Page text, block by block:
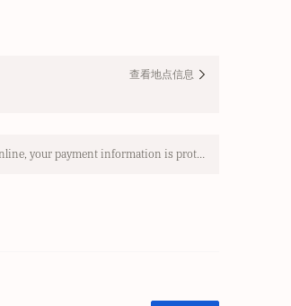
查看地点信息
Use SSL protocol to ensure payment security. When paying online, your payment information is protected.